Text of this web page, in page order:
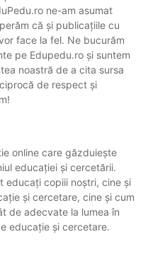
ne-am asumat
că și publicațiile cu
face la fel. Ne bucurăm
pe Edupedu.ro și suntem
noastră de a cita sursa
de respect și
online care găzduiește
educației și cercetării.
educați copiii noștri, cine și
și cercetare, cine și cum
de adecvate la lumea în
educație și cercetare.